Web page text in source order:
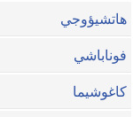
هاتشيؤوجي
فوناباشي
كاغوشيما